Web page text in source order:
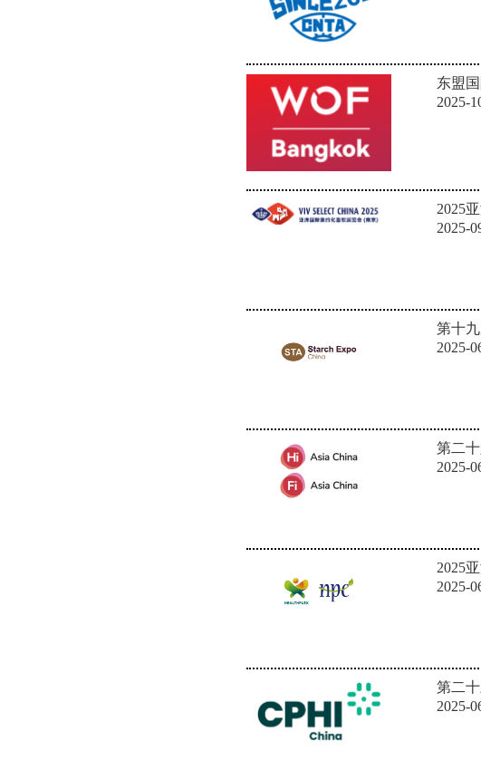
东盟
2025-
2025
2025-
第十
2025-
第二
2025-
2025
2025-
第二
2025-